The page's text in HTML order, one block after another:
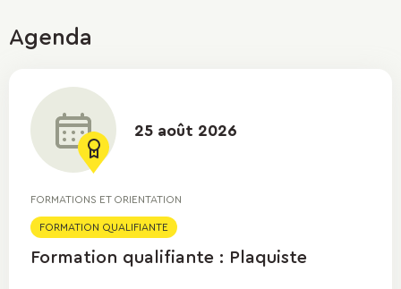
Agenda
25 août 2026
FORMATIONS ET ORIENTATION
FORMATION QUALIFIANTE
Formation qualifiante : Plaquiste